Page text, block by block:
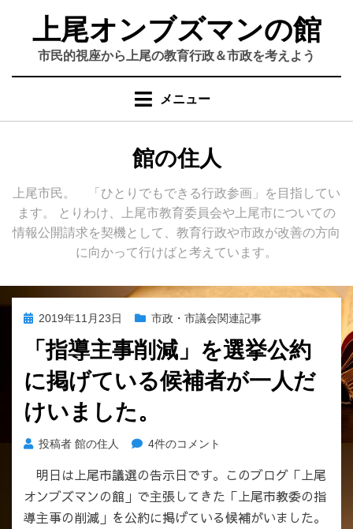
上尾オンブズマンの館
市民的視座から上尾の教育行政＆市政を考えよう
メニュー
投稿者
:
館の住人
上尾市民。 「ひとりでもできる行政参画」を目指してい
ます。 とりわけ、上尾市教育委員会や上尾市についての
情報公開請求を契機として、教育行政や市政が改善の方向
に向かって行けばと考えています。
投
日:
2019年11月23日 市政・市議会関連記事
「指導主事削減」を選挙公約
に掲げている候補者が一人だ
けいました。
投稿者 館の住人
「指
主
事
削
4件のコメント
明日は上尾市議選の告示日です。このブログ「上尾
オンブズマンの館」で主張してきた「上尾市教委の指
導主事の削減」を公約に掲げている候補がいました。